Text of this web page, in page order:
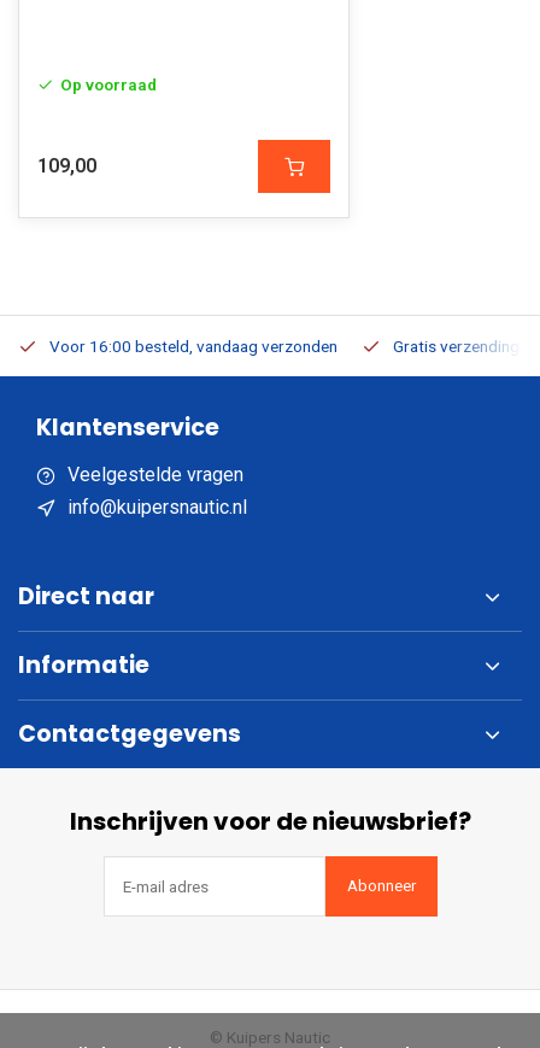
Op voorraad
109,00
Voor 16:00 besteld, vandaag verzonden Gratis verzending
Klantenservice
Veelgestelde vragen
info@kuipersnautic.nl
Direct naar
Informatie
Contactgegevens
Inschrijven voor de nieuwsbrief?
Abonneer
© Kuipers Nautic